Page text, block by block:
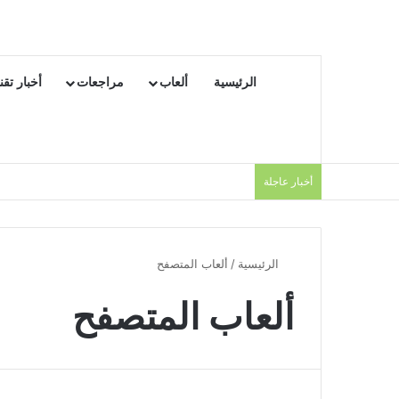
الرئيسية ألعاب مراجعات أخبار
أخبار عاجلة
الرئيسية / ألعاب المتصفح
ألعاب المتصفح